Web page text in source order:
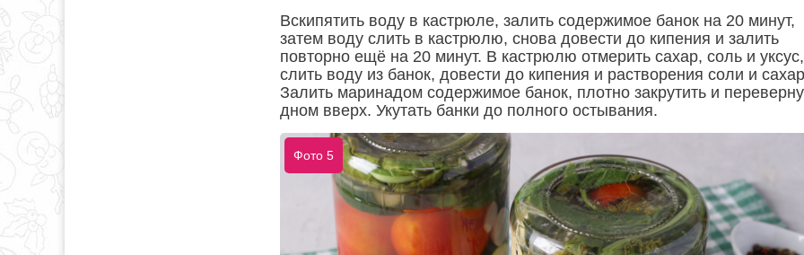
Вскипятить воду в кастрюле, залить содержимое банок на 20 минут,
затем воду слить в кастрюлю, снова довести до кипения и залить
повторно ещё на 20 минут. В кастрюлю отмерить сахар, соль и уксус,
слить воду из банок, довести до кипения и растворения соли и
Залить маринадом содержимое банок, плотно закрутить и
дном вверх. Укутать банки до полного остывания.
Фото 5